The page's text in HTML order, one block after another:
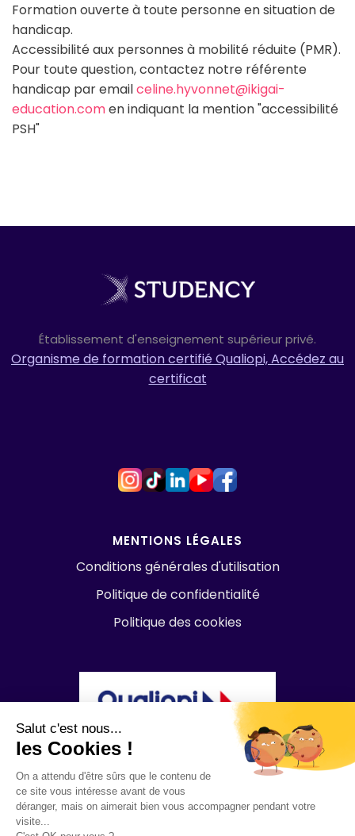
Salut c'est nous...
les Cookies !
On a attendu d'être sûrs que le contenu de
ce site vous intéresse avant de vous
déranger, mais on aimerait bien vous accompagner pendant votre
visite...
Formation ouverte à toute personne en situation de
handicap.
Accessibilité aux personnes à mobilité réduite (PMR).
Pour toute question, contactez notre référente
handicap par emailceline.hyvonnet@ikigai-
education.comen indiquant la mention "accessibilité
PSH"
Établissement d'enseignement supérieur privé.
Organisme de formation certifié Qualiopi, Accédez au
certificat
MENTIONS LÉGALES
Conditions générales d'utilisation
Politique de confidentialité
Politique des cookies